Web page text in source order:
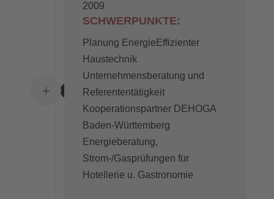
L
2009
SCHWERPUNKTE:
Planung EnergieEffizienter
Haustechnik
Unternehmensberatung und
Referententätigkeit
Kooperationspartner DEHOGA
Baden-Württemberg
Energieberatung,
Strom-/Gasprüfungen für
Hotellerie u. Gastronomie